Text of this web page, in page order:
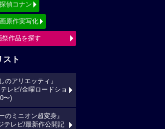
偵コナン
原作実写化
作品を探す
スト
のアリエッティ』
レビ/金曜ロードショ
〜)
のミニオン超変身』
テレビ/最新作公開記